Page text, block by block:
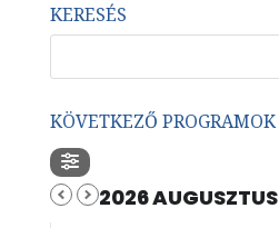
KERESÉS
KÖVETKEZŐ PROGRAMOK
2026 AUGUSZTUS